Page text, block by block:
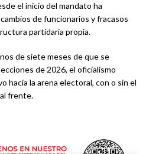
el inicio del mandato ha
de funcionarios y fracasos
partidaria propia.
de siete meses de que se
de 2026, el oficialismo
hacia la arena electoral, con o sin el
frente.